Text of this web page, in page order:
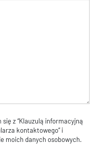
się z “Klauzulą informacyjną
kontaktowego” i
moich danych osobowych.